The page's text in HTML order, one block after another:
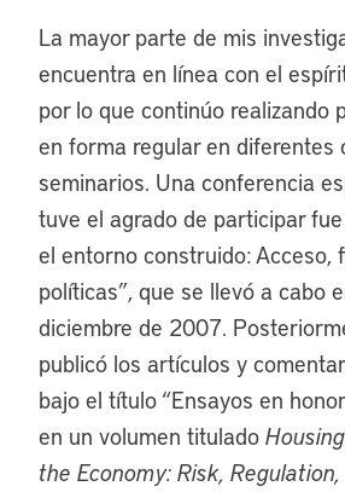
La mayor parte de mis
encuentra en línea con el
por lo que continúo realizando
en forma regular en diferentes
seminarios. Una conferencia
tuve el agrado de participar
el entorno construido: Acceso,
políticas”, que se llevó a cabo
diciembre de 2007.
publicó los artículos y
bajo el título “Ensayos en
en un volumen titulado
the Economy: Risk,